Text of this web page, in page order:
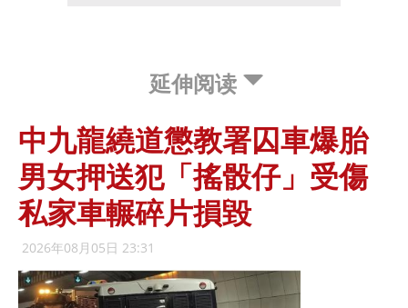
延伸阅读
中九龍繞道懲教署囚車爆胎
男女押送犯「搖骰仔」受傷
私家車輾碎片損毀
2026年08月05日 23:31